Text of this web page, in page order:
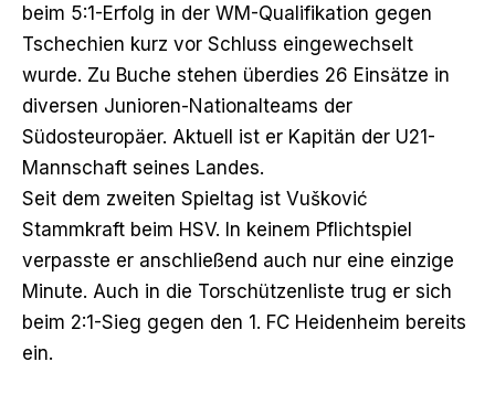
beim 5:1-Erfolg in der WM-Qualifikation gegen
Tschechien kurz vor Schluss eingewechselt
wurde. Zu Buche stehen überdies 26 Einsätze in
diversen Junioren-Nationalteams der
Südosteuropäer. Aktuell ist er Kapitän der U21-
Mannschaft seines Landes.
Seit dem zweiten Spieltag ist Vušković
Stammkraft beim HSV. In keinem Pflichtspiel
verpasste er anschließend auch nur eine einzige
Minute. Auch in die Torschützenliste trug er sich
beim 2:1-Sieg gegen den 1. FC Heidenheim bereits
ein.